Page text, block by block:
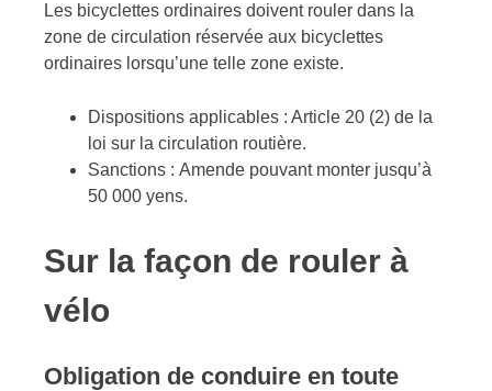
Les bicyclettes ordinaires doivent rouler dans la
zone de circulation réservée aux bicyclettes
ordinaires lorsqu’une telle zone existe.
Dispositions applicables : Article 20 (2) de la
loi sur la circulation routière.
Sanctions : Amende pouvant monter jusqu’à
50 000 yens.
Sur la façon de rouler à
vélo
Obligation de conduire en toute